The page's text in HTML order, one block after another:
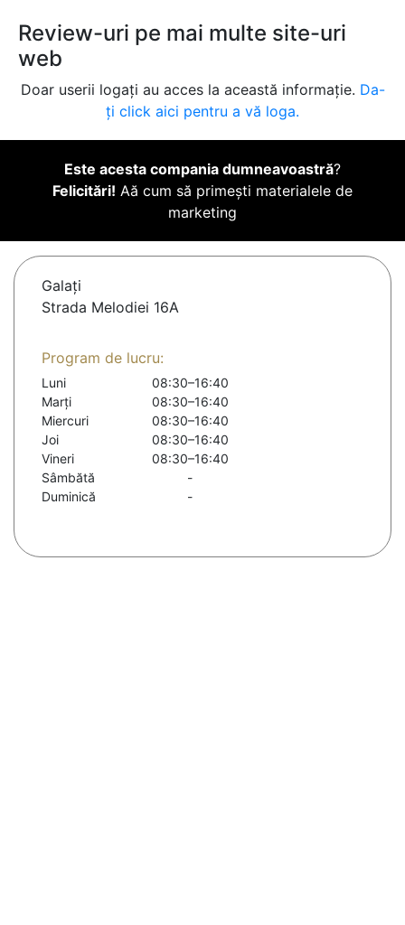
Review-uri pe mai multe site-uri
web
Doar userii logați au acces la această informație. Da-
ți click aici pentru a vă loga.
Este acesta compania dumneavoastră?
Felicitări! Aă cum să primești materialele de
marketing
Galaţi
Strada Melodiei 16A
Program de lucru:
Luni
08:30–16:40
Marți
08:30–16:40
Miercuri
08:30–16:40
Joi
08:30–16:40
Vineri
08:30–16:40
Sâmbătă
-
Duminică
-